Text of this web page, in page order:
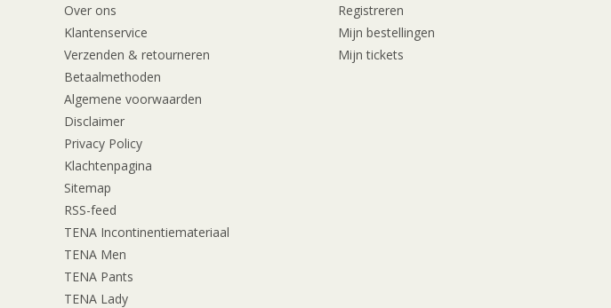
Over ons
Klantenservice
Verzenden & retourneren
Betaalmethoden
Algemene voorwaarden
Disclaimer
Privacy Policy
Klachtenpagina
Sitemap
RSS-feed
TENA Incontinentiemateriaal
TENA Men
TENA Pants
TENA Lady
Registreren
Mijn bestellingen
Mijn tickets